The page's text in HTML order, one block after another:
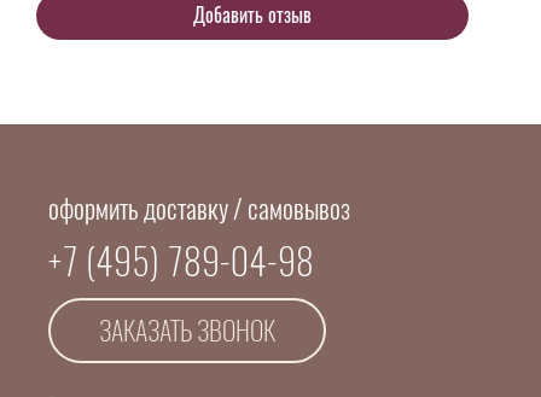
оформить доставку / самовывоз
+7 (495) 789-04-98
ЗАКАЗАТЬ ЗВОНОК